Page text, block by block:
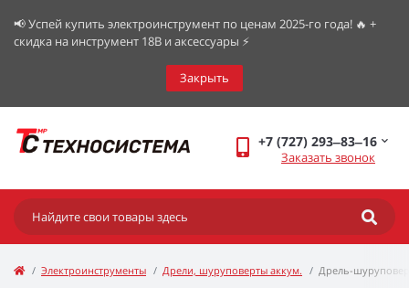
📢 Успей купить электроинструмент по ценам 2025-го года! 🔥 +
скидка на инструмент 18В и аксессуары ⚡️
Закрыть
+7 (727) 293‒83‒16
Заказать звонок
Электроинструменты Дрели, шуруповерты аккум. Дрель-